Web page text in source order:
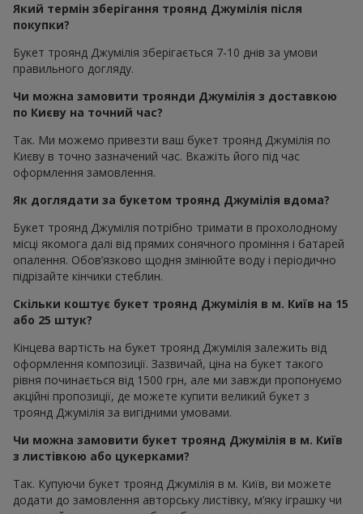
Який термін зберігання троянд Джумілія після
покупки?
Букет троянд Джумілія зберігається 7-10 днів за умови
правильного догляду.
Чи можна замовити троянди Джумілія з доставкою
по Києву на точний час?
Так. Ми можемо привезти ваш букет троянд Джумілія по
Києву в точно зазначений час. Вкажіть його під час
оформлення замовлення.
Як доглядати за букетом троянд Джумілія вдома?
Букет троянд Джумілія потрібно тримати в прохолодному
місці якомога далі від прямих сонячного проміння і батарей
опалення. Обов’язково щодня змінюйте воду і періодично
підрізайте кінчики стеблин.
Скільки коштує букет троянд Джумілія в м. Київ на 15
або 25 штук?
Кінцева вартість на букет троянд Джумілія залежить від
оформлення композиції. Зазвичай, ціна на букет такого
рівня починається від 1500 грн, але ми завжди пропонуємо
акційні пропозиції, де можете купити великий букет з
троянд Джумілія за вигідними умовами.
Чи можна замовити букет троянд Джумілія в м. Київ
з листівкою або цукерками?
Так. Купуючи букет троянд Джумілія в м. Київ, ви можете
додати до замовлення авторську листівку, м’яку іграшку чи